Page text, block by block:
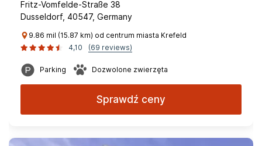
Fritz-Vomfelde-Straße 38
Dusseldorf, 40547, Germany
9.86 mil (15.87 km) od centrum miasta Krefeld
4,10
(69 reviews)
Parking Dozwolone zwierzęta
Sprawdź ceny